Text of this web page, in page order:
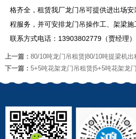
格齐全，租赁我厂龙门吊可提供进出场
程服务，并可安排龙门吊操作工、架梁
联系方式电话：13903802779（贾经理）
上一篇： 80/10吨龙门吊租赁|80/10吨提梁机出
下一篇： 5+5吨花架龙门吊租赁|5+5吨花架龙